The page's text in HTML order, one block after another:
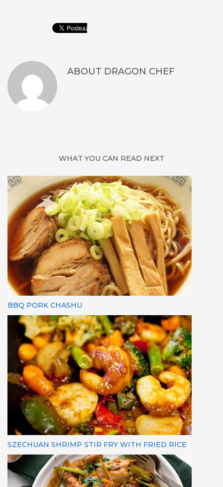
ABOUT DRAGON CHEF
WHAT YOU CAN READ NEXT
BBQ PORK CHASHU
SZECHUAN SHRIMP STIR FRY WITH FRIED RICE